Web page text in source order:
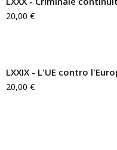
20,00 €
LXXIX - L'UE contro
20,00 €